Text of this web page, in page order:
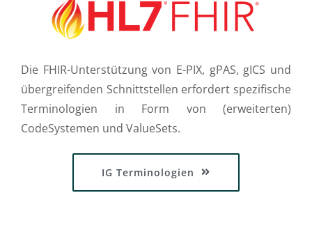
Die FHIR-Unterstützung von E-PIX, gPAS, gICS und
übergreifenden Schnittstellen erfordert spezifische
Terminologien in Form von (erweiterten)
CodeSystemen und ValueSets.
IG Terminologien